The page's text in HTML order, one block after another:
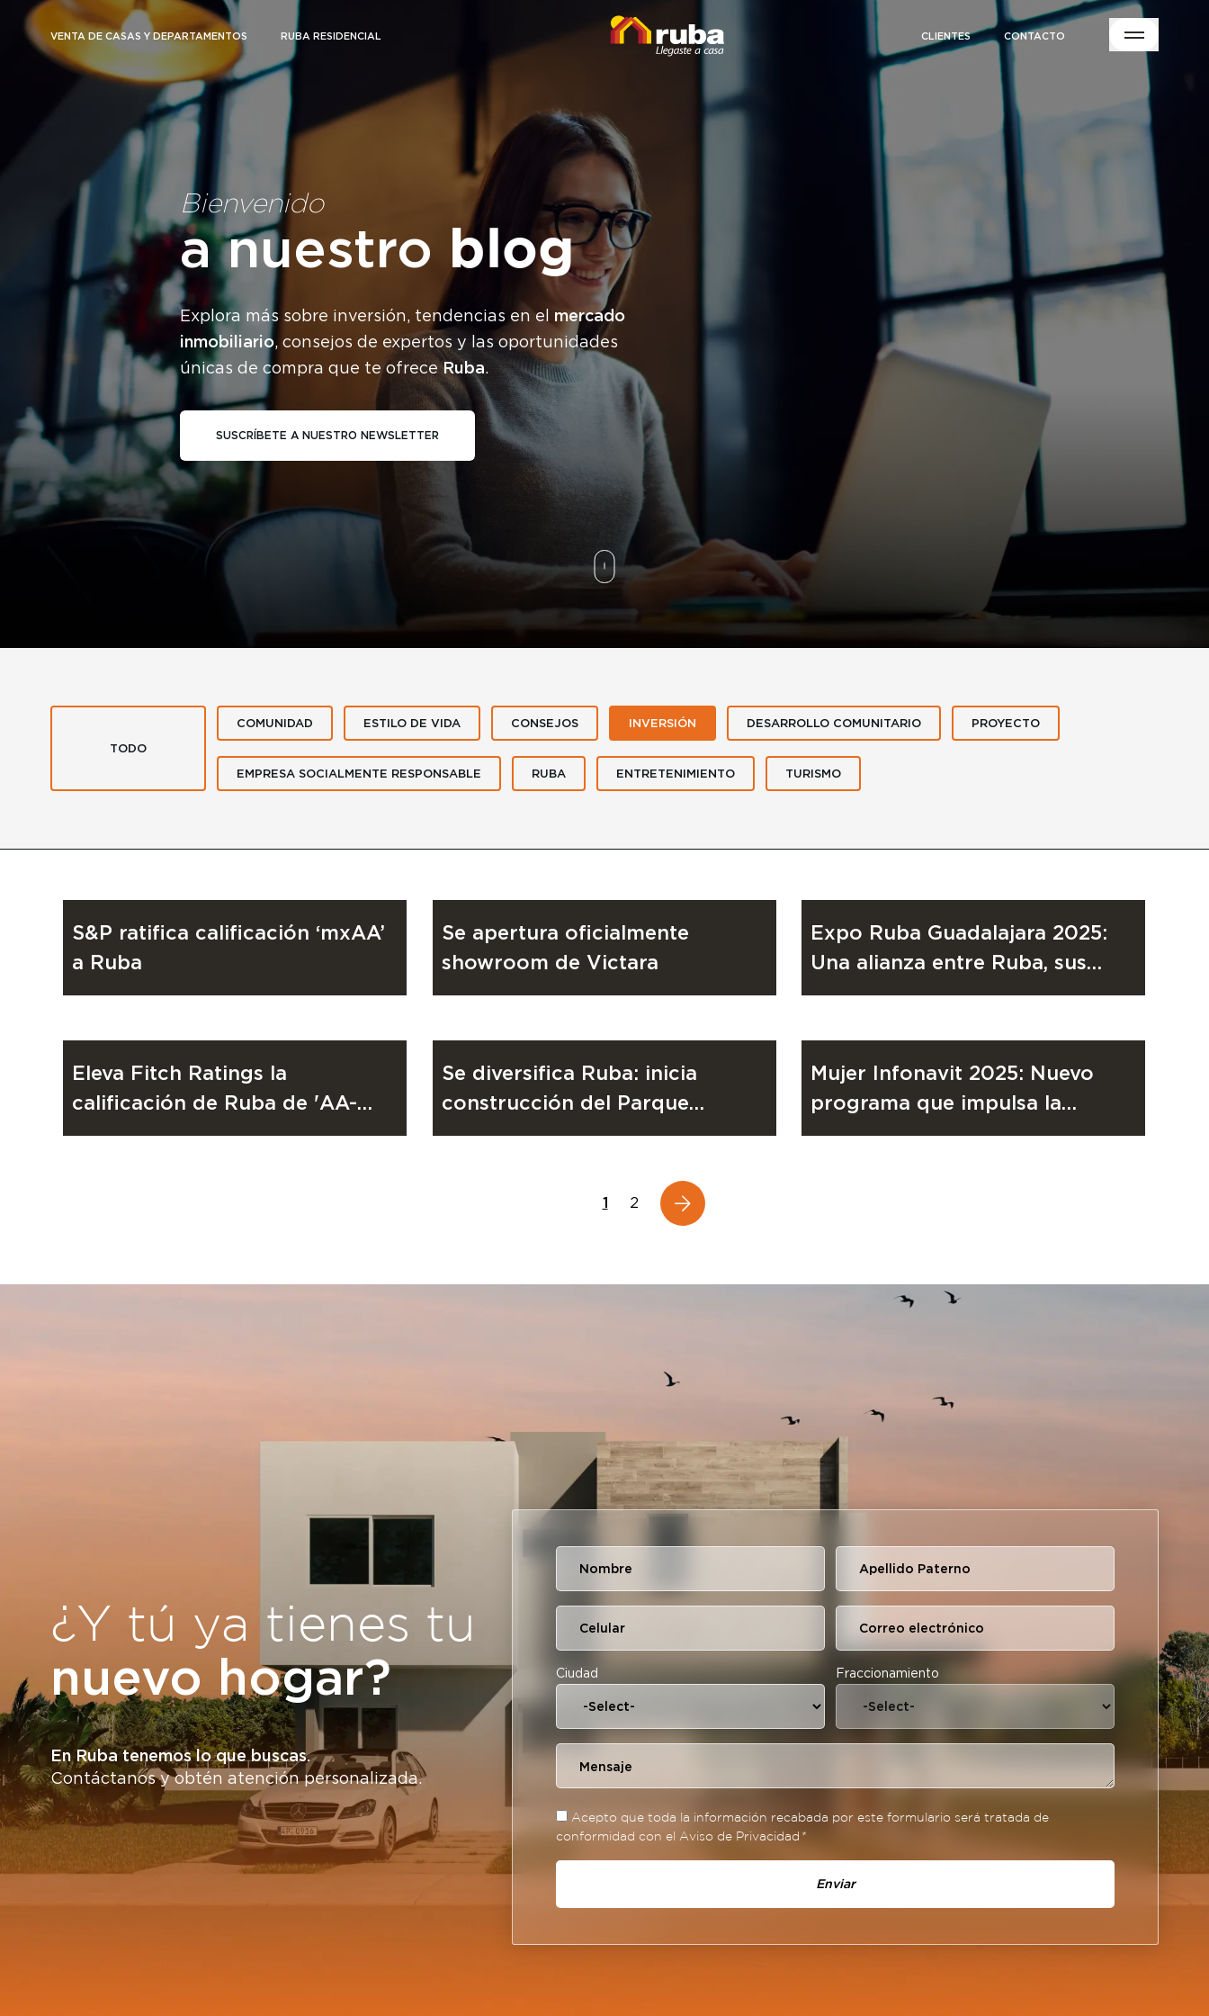
VENTA DE CASAS Y DEPARTAMENTOS RUBA RESIDENCIAL CLIENTES CONTACTO
Bienvenido
a nuestro blog
Explora más sobre inversión, tendencias en el mercado
inmobiliario, consejos de expertos y las oportunidades
únicas de compra que te ofrece Ruba.
SUSCRÍBETE A NUESTRO NEWSLETTER
TODO
COMUNIDAD ESTILO DE VIDA CONSEJOS INVERSIÓN DESARROLLO COMUNITARIO PROYECTO
EMPRESA SOCIALMENTE RESPONSABLE RUBA ENTRETENIMIENTO TURISMO
COMUNIDAD 22 de abril de 2026
S&P ratifica calificación ‘mxAA’
a Ruba
18 de noviembre de 2025
Se apertura oficialmente
showroom de Victara
10 de noviembre de 2025
Expo Ruba Guadalajara 2025:
Una alianza entre Ruba, sus
socios y la banca comercial
INVERSIÓN
Eleva Fitch Ratings la
calificación de Ruba de 'AA-
(mex)' a 'AA(mex)'
PROYECTO 21 de noviembre de 2024
Se diversifica Ruba: inicia
construcción del Parque
Industrial Natura en Tijuana
INVERSIÓN 4 de junio de 2024
Mujer Infonavit 2025: Nuevo
programa que impulsa la
igualdad y facilita el crédito
1 2
¿Y tú ya tienes tu
nuevo hogar?
En Ruba tenemos lo que buscas.
Contáctanos y obtén atención personalizada.
Ciudad Fraccionamiento
Acepto que toda la información recabada por este formulario será tratada de
conformidad con el Aviso de Privacidad *
Enviar